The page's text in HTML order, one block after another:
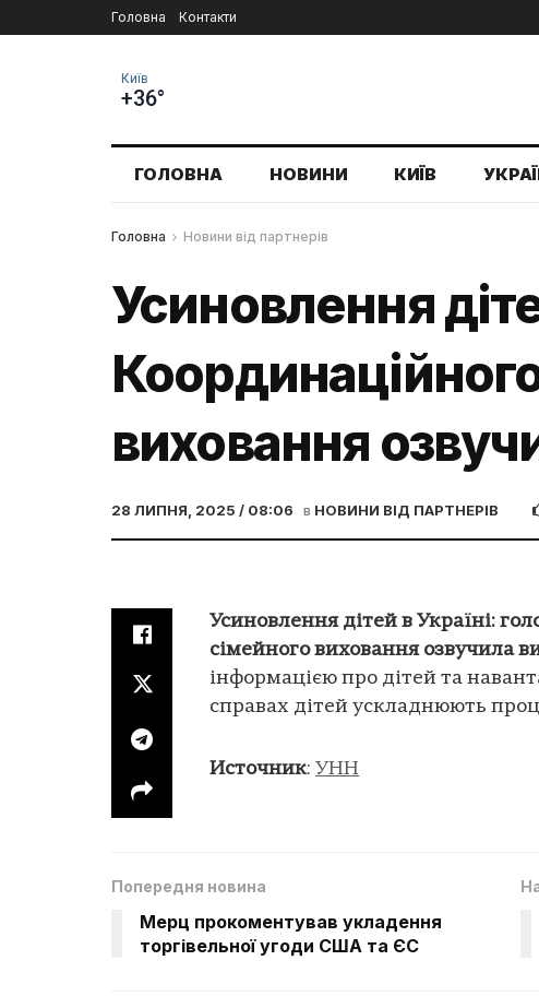
Головна Контакти
Київ
+36°
ГОЛОВНА НОВИНИ КИЇВ
Головна Новини від партнерів
Усиновлення
виховання
28 ЛИПНЯ, 2025 / 08:06 в НОВИНИ ВІД ПАРТНЕРІВ
Усиновлення дітей в Україні:
сімейного виховання озвучила
інформацією про дітей та
справах дітей ускладнюють
Источник: УНН
Попередня новина
Мерц прокоментував укладення
торгівельної угоди США та ЄС